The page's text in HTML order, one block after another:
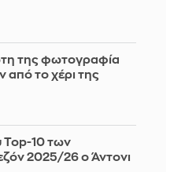
της φωτογραφία
από το χέρι της
Top-10 των
2025/26 ο Άντονι